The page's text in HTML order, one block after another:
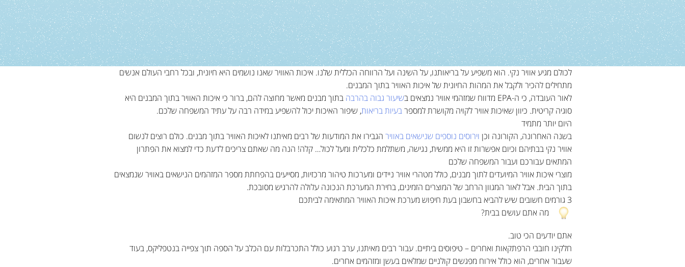
לכולם מגיע אוויר נקי. הוא משפיע על בריאותנו, על השינה ועל הרווחה הכללית שלנו. איכות האוויר שאנו נושמים היא חיונית, ובכל רחבי העולם אנשים
מתחילים להכיר ולקבל את המהות החיונית של איכות האוויר בתוך המבנים.
לאור העובדה, כי ה-EPA מדווח שמזהמי אוויר נמצאים ב
שיעור גבוה בהרבה בתוך מבנים מאשר מחוצה להם, ברור כי איכות האוויר בתוך המבנים היא
סוגיה קריטית. כיוון שאיכות אוויר לקויה מקושרת למספרבעיות בריאות, שיפור האיכות יכול להשפיע במידה רבה על עתיד המשפחה שלכם.
היום יותר מתמיד
בשנה האחרונה, הקורונה וכן וירוסים נוספים שנישאים באוויר הגבירו את המודעות של רבים מאיתנו לאיכות האוויר בתוך מבנים. כולם רוצים לנשום
אוויר נקי בבתיהם וכיום אפשרות זו היא ממשית, נגישה, משתלמת כלכלית ומעל לכול… קלה! הנה מה שאתם צריכים לדעת כדי למצוא את הפתרון
המתאים עבורכם ועבור המשפחה שלכם
מוצרי איכות אוויר המיועדים לתוך מבנים, כולל מטהרי אוויר ניידים ומערכות טיהור מרכזיות, מסייעים בהפחתת מספר המזהמים הנישאים באוויר שנמצאים
בתוך הבית. אבל לאור המגוון הרחב של המוצרים הזמינים, בחירת המערכת הנכונה עלולה להרגיש מסובכת.
3 גורמים חשובים שיש להביא בחשבון בעת חיפוש מערכת איכות האוויר המתאימה לביתכם
מה אתם עושים בבית?
אתם יודעים הכי טוב.
חלקינו חובבי הרפתקאות ואחרים – טיפוסים ביתיים. עבור רבים מאיתנו, ערב רגוע כולל התכרבלות עם הכלב על הספה תוך צפייה בנטפליקס, בעוד
שעבור אחרים, הוא כולל אירוח מפגשים קולניים שמלאים בעשן ומזהמים אחרים.